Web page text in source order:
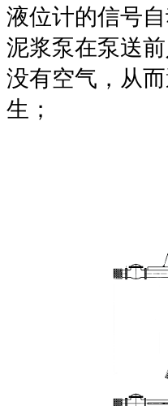
液位计的信号
泥浆泵在泵送
没有空气，从
生；